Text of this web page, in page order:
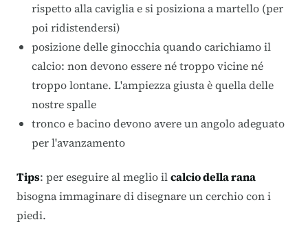
rispetto alla caviglia e si posiziona a martello (per
poi ridistendersi)
posizione delle ginocchia quando carichiamo il
calcio: non devono essere né troppo vicine né
troppo lontane. L'ampiezza giusta è quella delle
nostre spalle
tronco e bacino devono avere un angolo adeguato
per l'avanzamento
Tips: per eseguire al meglio ilcalcio della rana
bisogna immaginare di disegnare un cerchio con i
piedi.